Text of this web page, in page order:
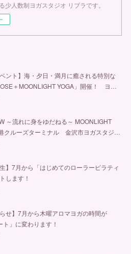
少人数制ヨガスタジオ リブラです。
ント】海・夕日・満月に癒される特別な
＋MOONLIGHT YOGA」開催！ ヨ…
～流れに身をゆだねる～ MOONLIGHT
クルーズターミナル 金沢市ヨガスタジ…
】7月から「はじめてのローラーピラティ
します！
らせ】7月から木曜アロマヨガの時間が
ト」に変わります！